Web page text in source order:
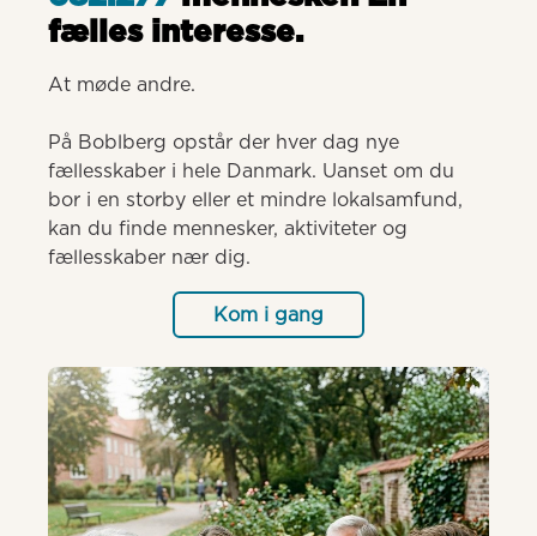
fælles interesse.
At møde andre.
På Boblberg opstår der hver dag nye
fællesskaber i hele Danmark. Uanset om du
bor i en storby eller et mindre lokalsamfund,
kan du finde mennesker, aktiviteter og
fællesskaber nær dig.
Kom i gang